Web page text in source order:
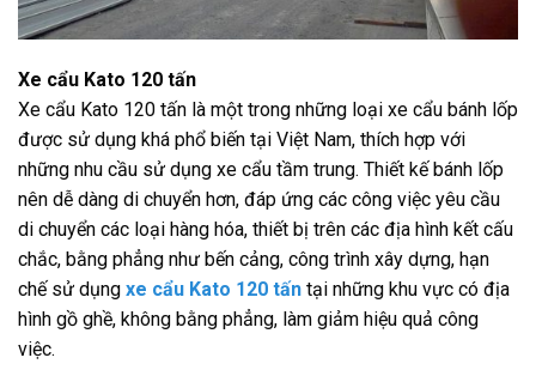
Xe cẩu Kato 120 tấn
Xe cẩu Kato 120 tấn là một trong những loại xe cẩu bánh lốp
được sử dụng khá phổ biến tại Việt Nam, thích hợp với
những nhu cầu sử dụng xe cẩu tầm trung. Thiết kế bánh lốp
nên dễ dàng di chuyển hơn, đáp ứng các công việc yêu cầu
di chuyển các loại hàng hóa, thiết bị trên các địa hình kết cấu
chắc, bằng phẳng như bến cảng, công trình xây dựng, hạn
chế sử dụng xe cẩu Kato 120 tấn tại những khu vực có địa
hình gồ ghề, không bằng phẳng, làm giảm hiệu quả công
việc.